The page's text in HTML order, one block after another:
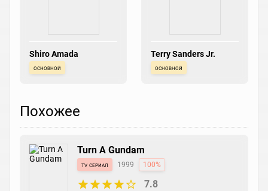
Shiro Amada
основной
Terry Sanders Jr.
основной
Похожее
Turn A Gundam
tv сериал 1999 100%
7.8